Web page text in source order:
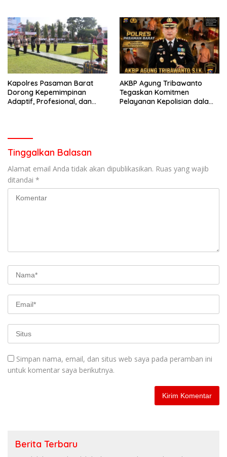
Bencana
Perlengkapan Keselamatan
Berkendara
Kapolres Pasaman Barat
Dorong Kepemimpinan
Adaptif, Profesional, dan
AKBP Agung Tribawanto
Tegaskan Komitmen
Pelayanan Kepolisian dalam
Tinggalkan Balasan
Alamat email Anda tidak akan dipublikasikan. Ruas yang wajib
ditandai *
Simpan nama, email, dan situs web saya pada peramban ini
untuk komentar saya berikutnya.
Berita Terbaru